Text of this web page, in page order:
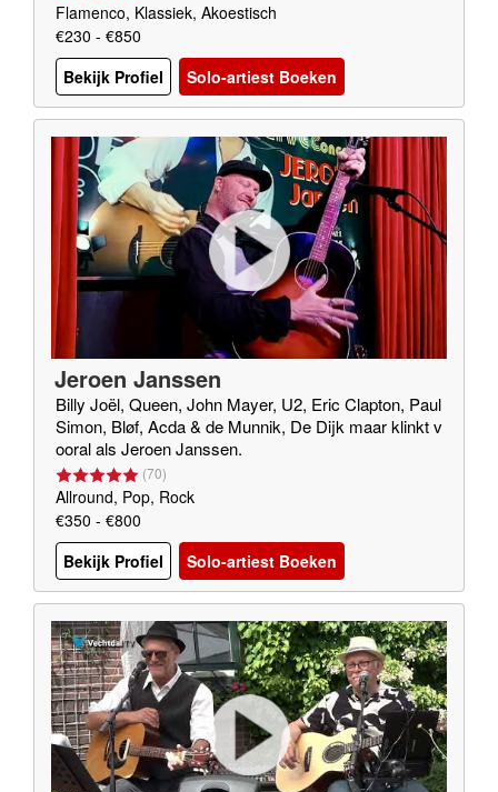
Flamenco, Klassiek, Akoestisch
€230 - €850
Bekijk Profiel
Solo-artiest Boeken
Jeroen Janssen
Billy Joël, Queen, John Mayer, U2, Eric Clapton, Paul
Simon, Bløf, Acda & de Munnik, De Dijk maar klinkt v
ooral als Jeroen Janssen.
(70)
Allround, Pop, Rock
€350 - €800
Bekijk Profiel
Solo-artiest Boeken